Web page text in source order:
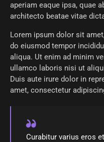
aperiam eaque ipsa, quae
architecto beatae vitae
Lorem ipsum dolor sit
do eiusmod tempor
aliqua. Ut enim ad minim
ullamco laboris nisi ut
Duis aute irure dolor in
amet, consectetur
Curabitur varius eros